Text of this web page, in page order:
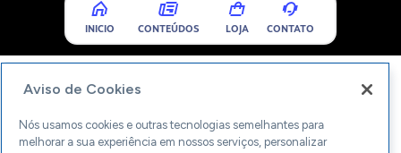
INICIO CONTEÚDOS LOJA CONTATO
Aviso de Cookies
Nós usamos cookies e outras tecnologias semelhantes para
melhorar a sua experiência em nossos serviços, personalizar